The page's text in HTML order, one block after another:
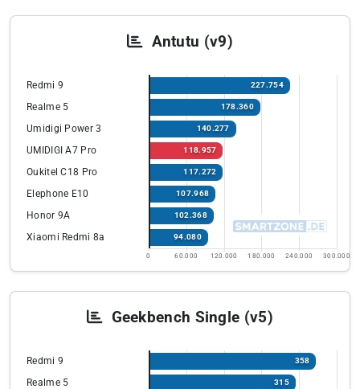
Antutu (v9)
Redmi 9 227.754
Realme 5 178.360
Umidigi Power 3 140.277
UMIDIGI A7 Pro 118.957
Oukitel C18 Pro 117.272
Elephone E10 107.968
Honor 9A 102.368
Xiaomi Redmi 8a 94.080
0 60.000 120.000 180.000 240.000 300.000
Geekbench Single (v5)
Redmi 9 358
Realme 5 315